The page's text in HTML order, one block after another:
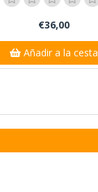
€36,00
Añadir a la cesta